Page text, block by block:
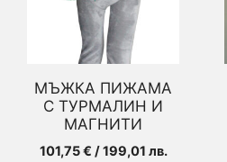
МЪЖКА ПИЖАМА
С ТУРМАЛИН И
МАГНИТИ
101,75€ / 199,01 лв.
variants.
options
may
be
chosen
on